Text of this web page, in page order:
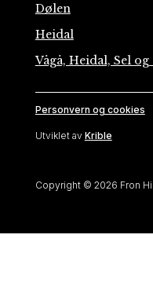
Dølen
Heidal
Vågå, Heidal, Sel
Personvern og cookies
Utviklet av Krible
Copyright © 2026 Fron